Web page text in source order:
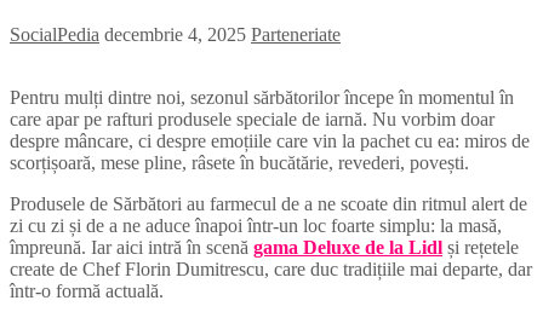
SocialPedia decembrie 4, 2025 Parteneriate
Pentru mulți dintre noi, sezonul sărbătorilor începe în momentul în
care apar pe rafturi produsele speciale de iarnă. Nu vorbim doar
despre mâncare, ci despre emoțiile care vin la pachet cu ea: miros de
scorțișoară, mese pline, râsete în bucătărie, revederi, povești.
Produsele de Sărbători au farmecul de a ne scoate din ritmul alert de
zi cu zi și de a ne aduce înapoi într-un loc foarte simplu: la masă,
împreună. Iar aici intră în scenă gama Deluxe de la Lidl și rețetele
create de Chef Florin Dumitrescu, care duc tradițiile mai departe, dar
într-o formă actuală.